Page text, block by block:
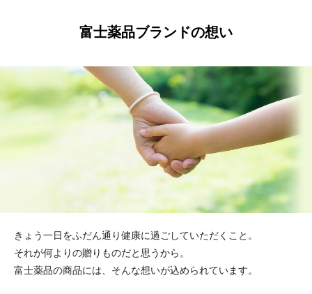
富士薬品ブランドの想い
きょう一日をふだん通り健康に過ごしていただくこと。
それが何よりの贈りものだと思うから。
富士薬品の商品には、そんな想いが込められています。